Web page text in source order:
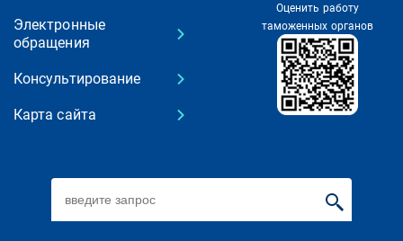
Электронные
обращения
Консультирование
Карта сайта
Оценить работу
таможенных органов